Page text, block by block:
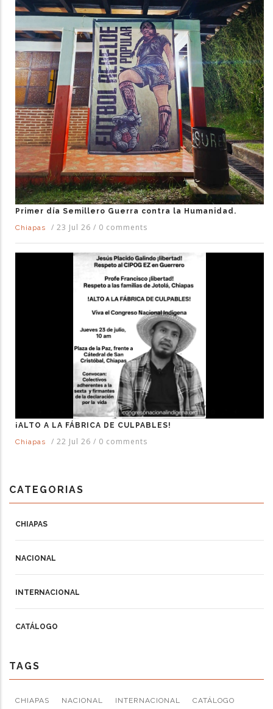
Primer día Semillero Guerra contra la Humanidad.
Chiapas
/ 23 Jul 26 / 0 comments
¡ALTO A LA FÁBRICA DE CULPABLES!
Chiapas
/ 22 Jul 26 / 0 comments
CATEGORIAS
CHIAPAS
NACIONAL
INTERNACIONAL
CATÁLOGO
TAGS
CHIAPAS NACIONAL INTERNACIONAL CATÁLOGO